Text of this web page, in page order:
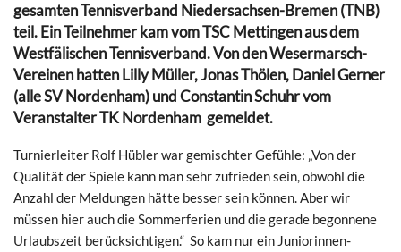
gesamten Tennisverband Niedersachsen-Bremen (TNB)
teil. Ein Teilnehmer kam vom TSC Mettingen aus dem
Westfälischen Tennisverband. Von den Wesermarsch-
Vereinen hatten Lilly Müller, Jonas Thölen, Daniel Gerner
(alle SV Nordenham) und Constantin Schuhr vom
Veranstalter TK Nordenham gemeldet.
Turnierleiter Rolf Hübler war gemischter Gefühle: „Von der
Qualität der Spiele kann man sehr zufrieden sein, obwohl die
Anzahl der Meldungen hätte besser sein können. Aber wir
müssen hier auch die Sommerferien und die gerade begonnene
Urlaubszeit berücksichtigen.“ So kam nur ein Juniorinnen-